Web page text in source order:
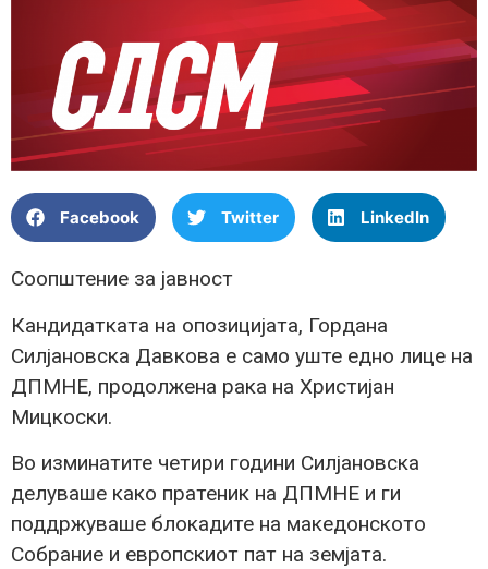
Facebook Twitter LinkedIn
Соопштение за јавност
Кандидатката на опозицијата, Гордана
Силјановска Давкова е само уште едно лице на
ДПМНЕ, продолжена рака на Христијан
Мицкоски.
Во изминатите четири години Силјановска
делуваше како пратеник на ДПМНЕ и ги
поддржуваше блокадите на македонското
Собрание и европскиот пат на земјата.